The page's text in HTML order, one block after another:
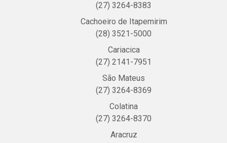
(27) 3264-8383
Cachoeiro de Itapemirim
(28) 3521-5000
Cariacica
(27) 2141-7951
São Mateus
(27) 3264-8369
Colatina
(27) 3264-8370
Aracruz